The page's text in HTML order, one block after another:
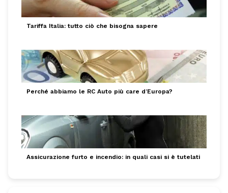
Tariffa Italia: tutto ciò che bisogna sapere
Perché abbiamo le RC Auto più care d’Europa?
Assicurazione furto e incendio: in quali casi si è tutelati